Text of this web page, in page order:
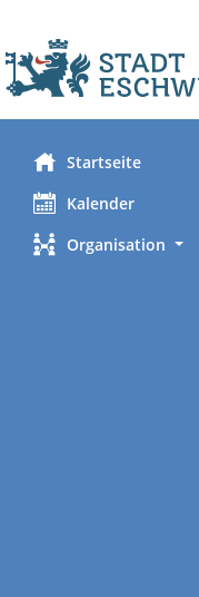
Startseite
Kalender
Organisation